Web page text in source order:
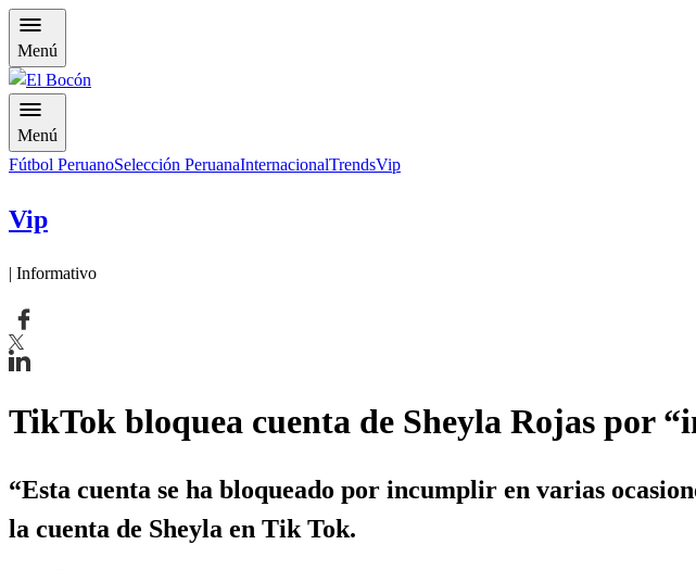
Menú
Menú
Fútbol PeruanoSelección PeruanaInternacionalTrendsVip
Vip
| Informativo
TikTok bloquea cuenta de Sheyla Rojas por
“Esta cuenta se ha bloqueado por incumplir en varias
la cuenta de Sheyla en Tik Tok.